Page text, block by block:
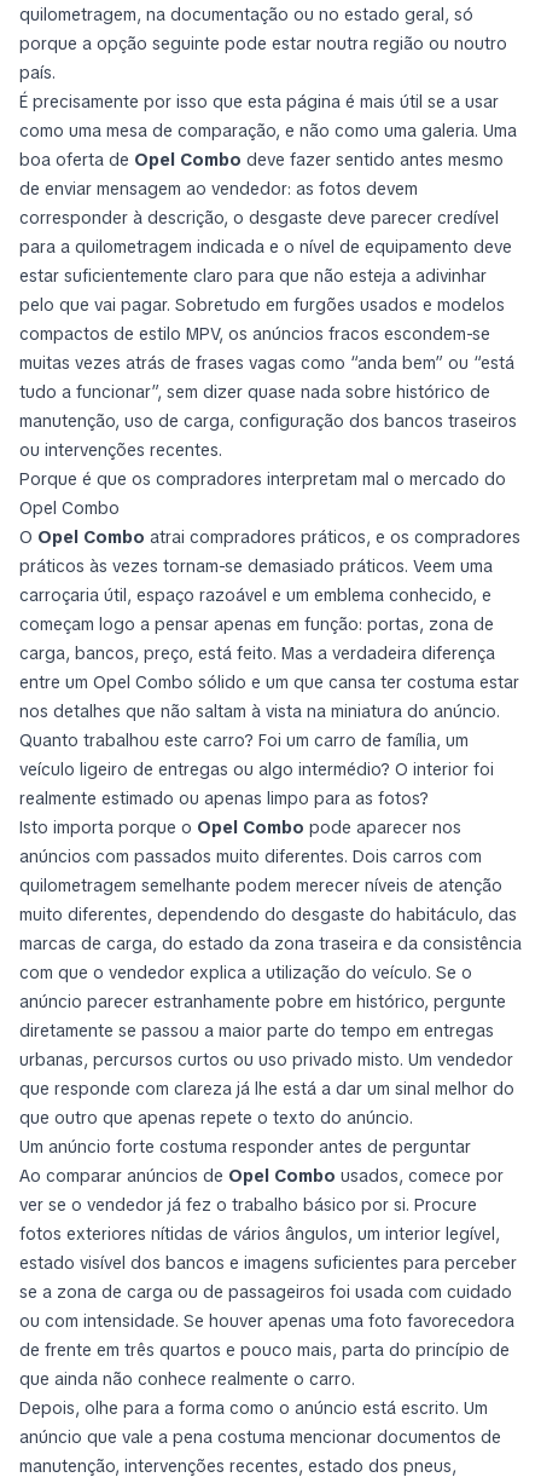
quilometragem, na documentação ou no estado geral, só
porque a opção seguinte pode estar noutra região ou noutro
país.
É precisamente por isso que esta página é mais útil se a usar
como uma mesa de comparação, e não como uma galeria. Uma
boa oferta de Opel Combo deve fazer sentido antes mesmo
de enviar mensagem ao vendedor: as fotos devem
corresponder à descrição, o desgaste deve parecer credível
para a quilometragem indicada e o nível de equipamento deve
estar suficientemente claro para que não esteja a adivinhar
pelo que vai pagar. Sobretudo em furgões usados e modelos
compactos de estilo MPV, os anúncios fracos escondem-se
muitas vezes atrás de frases vagas como “anda bem” ou “está
tudo a funcionar”, sem dizer quase nada sobre histórico de
manutenção, uso de carga, configuração dos bancos traseiros
ou intervenções recentes.
Porque é que os compradores interpretam mal o mercado do
Opel Combo
O Opel Combo atrai compradores práticos, e os compradores
práticos às vezes tornam-se demasiado práticos. Veem uma
carroçaria útil, espaço razoável e um emblema conhecido, e
começam logo a pensar apenas em função: portas, zona de
carga, bancos, preço, está feito. Mas a verdadeira diferença
entre um Opel Combo sólido e um que cansa ter costuma estar
nos detalhes que não saltam à vista na miniatura do anúncio.
Quanto trabalhou este carro? Foi um carro de família, um
veículo ligeiro de entregas ou algo intermédio? O interior foi
realmente estimado ou apenas limpo para as fotos?
Isto importa porque o Opel Combo pode aparecer nos
anúncios com passados muito diferentes. Dois carros com
quilometragem semelhante podem merecer níveis de atenção
muito diferentes, dependendo do desgaste do habitáculo, das
marcas de carga, do estado da zona traseira e da consistência
com que o vendedor explica a utilização do veículo. Se o
anúncio parecer estranhamente pobre em histórico, pergunte
diretamente se passou a maior parte do tempo em entregas
urbanas, percursos curtos ou uso privado misto. Um vendedor
que responde com clareza já lhe está a dar um sinal melhor do
que outro que apenas repete o texto do anúncio.
Um anúncio forte costuma responder antes de perguntar
Ao comparar anúncios de Opel Combo usados, comece por
ver se o vendedor já fez o trabalho básico por si. Procure
fotos exteriores nítidas de vários ângulos, um interior legível,
estado visível dos bancos e imagens suficientes para perceber
se a zona de carga ou de passageiros foi usada com cuidado
ou com intensidade. Se houver apenas uma foto favorecedora
de frente em três quartos e pouco mais, parta do princípio de
que ainda não conhece realmente o carro.
Depois, olhe para a forma como o anúncio está escrito. Um
anúncio que vale a pena costuma mencionar documentos de
manutenção, intervenções recentes, estado dos pneus,